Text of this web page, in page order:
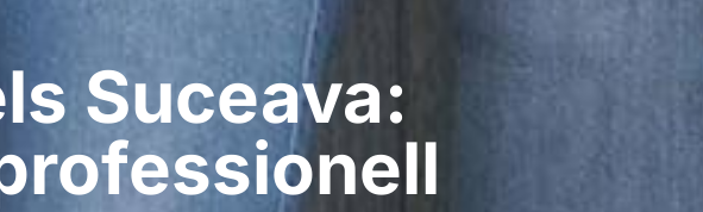
Suceava: